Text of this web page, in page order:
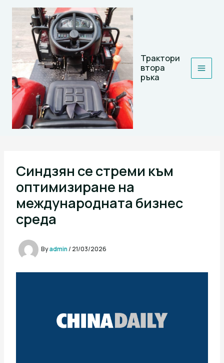
Skip
Трактори
втора
ръка
Синдзян се стреми към
оптимизиране на
международната бизнес
среда
Byadmin/ 21/03/2026